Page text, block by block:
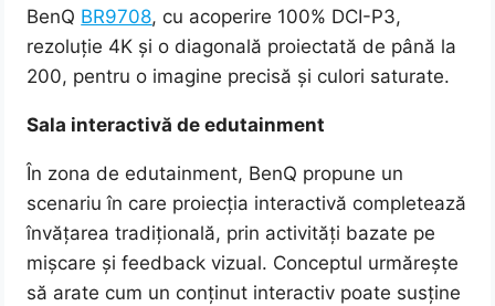
BenQ BR9708, cu acoperire 100% DCI-P3,
rezoluție 4K și o diagonală proiectată de până la
200, pentru o imagine precisă și culori saturate.
Sala interactivă de edutainment
În zona de edutainment, BenQ propune un
scenariu în care proiecția interactivă completează
învățarea tradițională, prin activități bazate pe
mișcare și feedback vizual. Conceptul urmărește
să arate cum un conținut interactiv poate susține